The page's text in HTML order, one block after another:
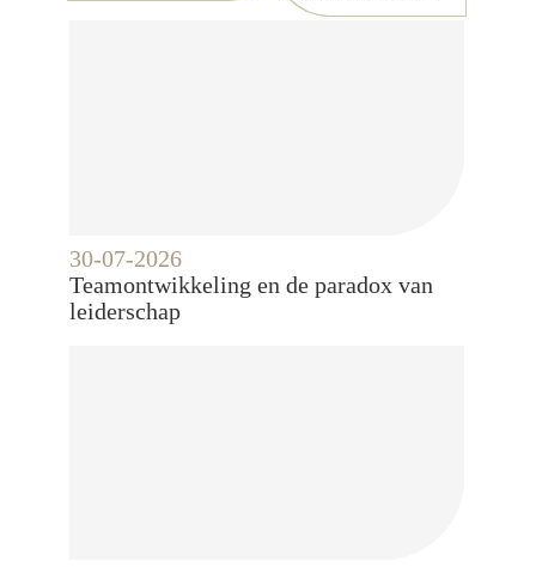
30-07-2026
Teamontwikkeling en de paradox van
leiderschap